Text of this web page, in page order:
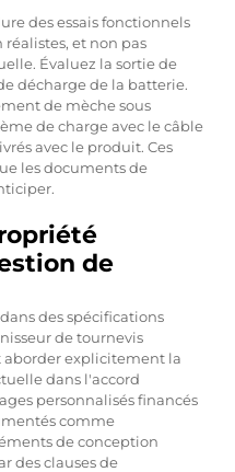
des essais fonctionnels
et non pas
Évaluez la sortie de
décharge de la batterie.
de mèche sous
de charge avec le câble
avec le produit. Ces
les documents de
de
des spécifications
de tournevis
explicitement la
dans l'accord
personnalisés financés
comme
de conception
des clauses de